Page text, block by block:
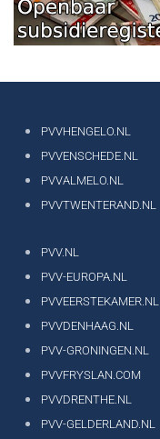
PVVHENGELO.NL
PVVENSCHEDE.NL
PVVALMELO.NL
PVVTWENTERAND.NL
PVV.NL
PVV-EUROPA.NL
PVVEERSTEKAMER.NL
PVVDENHAAG.NL
PVV-GRONINGEN.NL
PVVFRYSLAN.COM
PVVDRENTHE.NL
PVV-GELDERLAND.NL